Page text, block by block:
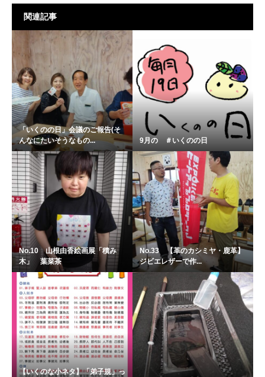
関連記事
「いくのの日」会議のご報告(そ
んなにたいそうなもの...
9月の ＃いくのの日
No.10 山根由香絵画展「積み
木」 葉菜茶
No.33 【革のカシミヤ・鹿革】
ジビエレザーで作...
【いくのな小ネタ】「弟子規」っ